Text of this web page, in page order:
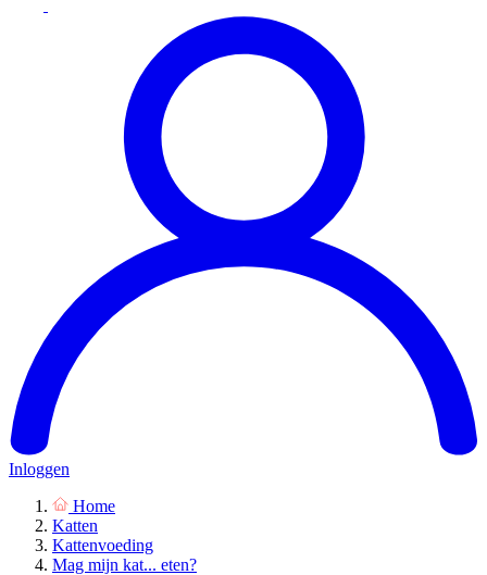
Inloggen
Home
Katten
Kattenvoeding
Mag mijn kat... eten?